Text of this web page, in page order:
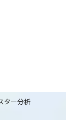
ター分析